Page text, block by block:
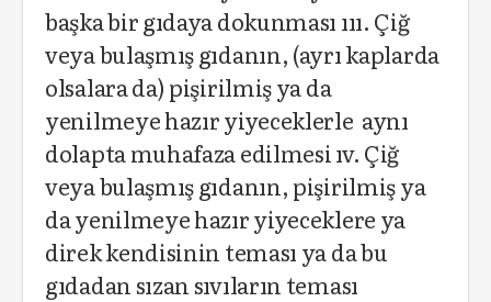
başka bir gıdaya dokunması ııı. Çiğ
veya bulaşmış gıdanın, (ayrı kaplarda
olsalara da) pişirilmiş ya da
yenilmeye hazır yiyeceklerle aynı
dolapta muhafaza edilmesi ıv. Çiğ
veya bulaşmış gıdanın, pişirilmiş ya
da yenilmeye hazır yiyeceklere ya
direk kendisinin teması ya da bu
gıdadan sızan sıvıların teması